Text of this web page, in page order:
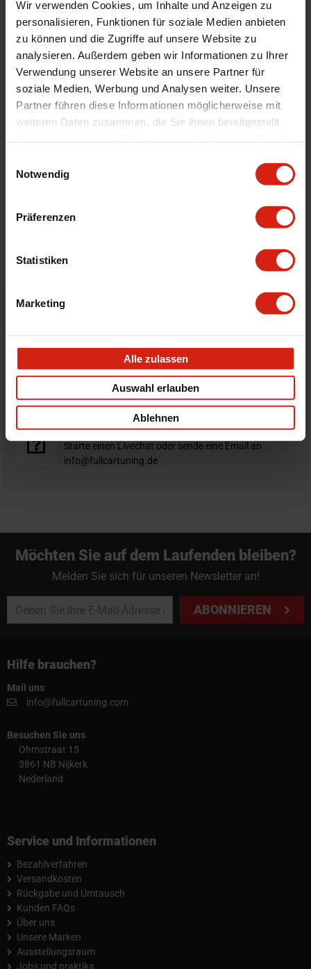
Wir verwenden Cookies, um Inhalte und Anzeigen zu
personalisieren, Funktionen für soziale Medien anbieten
zu können und die Zugriffe auf unsere Website zu
analysieren. Außerdem geben wir Informationen zu Ihrer
Verwendung unserer Website an unsere Partner für
soziale Medien, Werbung und Analysen weiter. Unsere
Partner führen diese Informationen möglicherweise mit
weiteren Daten zusammen, die Sie ihnen bereitgestellt
Notwendig
Präferenzen
Statistiken
Marketing
Alle zulassen
Auswahl erlauben
Ablehnen
Herstellercode
TM FO517V
Automarkenname
Ford
Material
Velour
Universal
Nein
Geeignet Für
Bewertungen
STELLE EINE FRAGE
Nicht zufrieden?
Du hast immer eine 14-tägige Rückgabefrist um deine
Bestellung zurück zu geben.
Professioneller Rat nötig?
Starte einen Livechat oder sende eine Email an
info@fullcartuning.de
Möchten Sie auf dem Laufenden bleiben?
Melden Sie sich für unseren Newsletter an!
ABONNIEREN
Hilfe brauchen?
Mail uns
info@fullcartuning.com
Besuchen Sie uns
Ohmstraat 15
3861 NB Nijkerk
Nederland
Service und Informationen
Bezahlverfahren
Versandkosten
Rückgabe und Umtausch
Kunden FAQs
Über uns
Unsere Marken
Ausstellungsraum
Jobs und praktika